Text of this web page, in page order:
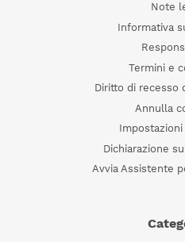
Note
Informativa
Termini e
Diritto di recesso
Annulla
Dichiarazione
Avvia Assistente